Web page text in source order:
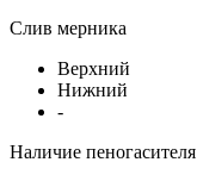
Слив мерника
Верхний
Нижний
-
Наличие пеногасителя